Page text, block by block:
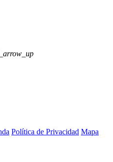
Política de Privacidad Mapa